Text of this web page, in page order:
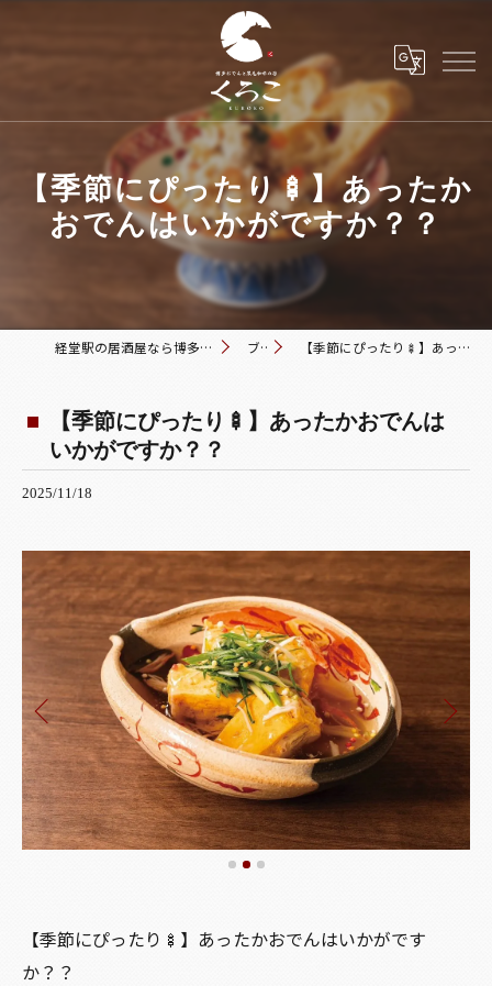
【季節にぴったり🍢】あったか
おでんはいかがですか？？
経堂駅の居酒屋なら博多おでんと黒毛和牛の店 くろこ ブログ 【季節にぴったり🍢】あったかおでんはいかがですか？？
【季節にぴったり🍢】あったかおでんは
いかがですか？？
2025/11/18
【季節にぴったり🍢】あったかおでんはいかがです
か？？